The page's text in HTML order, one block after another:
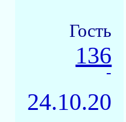
Гость
136
-
24.10.20